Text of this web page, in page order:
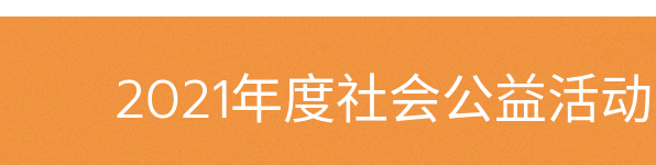
2021年度社会公益活动